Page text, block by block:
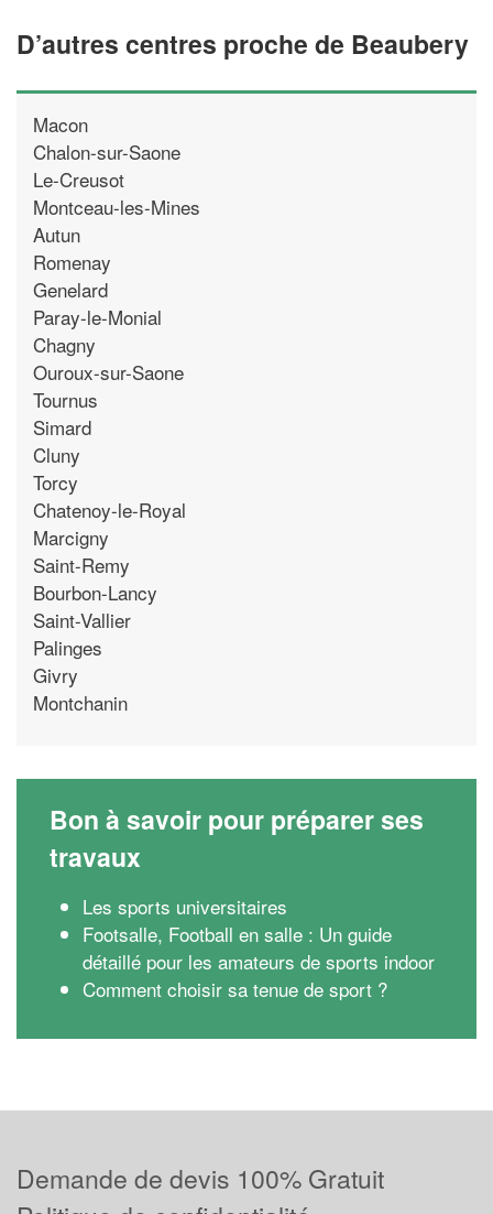
D’autres centres proche de Beaubery
Macon
Chalon-sur-Saone
Le-Creusot
Montceau-les-Mines
Autun
Romenay
Genelard
Paray-le-Monial
Chagny
Ouroux-sur-Saone
Tournus
Simard
Cluny
Torcy
Chatenoy-le-Royal
Marcigny
Saint-Remy
Bourbon-Lancy
Saint-Vallier
Palinges
Givry
Montchanin
Bon à savoir pour préparer ses
travaux
Les sports universitaires
Footsalle, Football en salle : Un guide
détaillé pour les amateurs de sports indoor
Comment choisir sa tenue de sport ?
Demande de devis 100% Gratuit